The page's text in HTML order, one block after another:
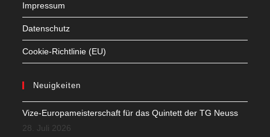
Impressum
Datenschutz
Cookie-Richtlinie (EU)
Neuigkeiten
Vize-Europameisterschaft für das Quintett der TG Neuss
28. Juli 2026